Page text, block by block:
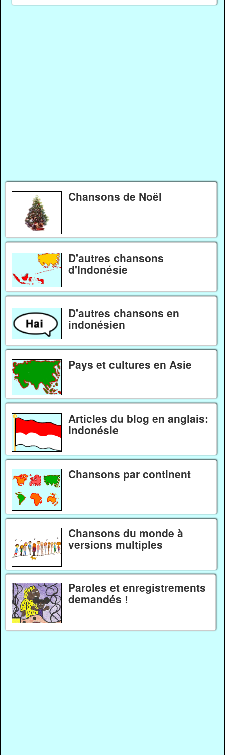
Chansons de Noël
D'autres chansons
d'Indonésie
D'autres chansons en
indonésien
Pays et cultures en Asie
Articles du blog en anglais:
Indonésie
Chansons par continent
Chansons du monde à
versions multiples
Paroles et enregistrements
demandés !